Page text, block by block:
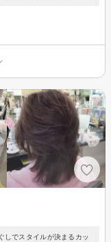
しでスタイルが決まるカッ